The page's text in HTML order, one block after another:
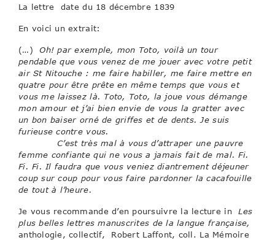
La lettre date du 18 décembre 1839
En voici un extrait:
(…) Oh! par exemple, mon Toto, voilà un tour
pendable que vous venez de me jouer avec votre petit
air St Nitouche : me faire habiller, me faire mettre en
quatre pour être prête en même temps que vous et
vous me laissez là. Toto, Toto, la joue vous démange
mon amour et j’ai bien envie de vous la gratter avec
un bon baiser orné de griffes et de dents. Je suis
furieuse contre vous.
C’est très mal à vous d’attraper une pauvre
femme confiante qui ne vous a jamais fait de mal. Fi.
Fi. Fi. Il faudra que vous veniez diantrement déjeuner
coup sur coup pour vous faire pardonner la cacafouille
de tout à l’heure.
Je vous recommande d’en poursuivre la lecture in
Les
plus belles lettres manuscrites de la langue française,
anthologie, collectif, Robert Laffont, coll. La Mémoire